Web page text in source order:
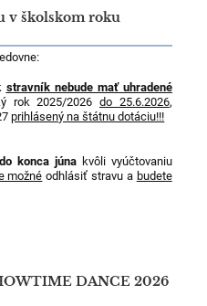
v školskom roku
stravník nebude mať uhradené
rok 2025/2026do 25.6.2026,
prihlásený na štátnu dotáciu!!!
konca júna kvôli vyúčtovaniu
možné odhlásiť stravu a budete
DANCE 2026